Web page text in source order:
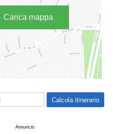
Carica mappa
Annuncio